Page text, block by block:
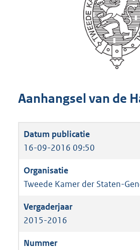
Aanhangsel van de
16-09-2016 09:50
Tweede Kamer der Staten-
2015-2016